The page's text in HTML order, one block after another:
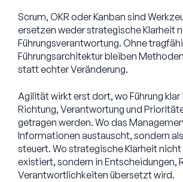
Scrum, OKR oder Kanban sind
ersetzen weder strategische Klarheit
Führungsverantwortung. Ohne
Führungsarchitektur bleiben
statt echter Veränderung.
Agilität wirkt erst dort, wo Führung klar
Richtung, Verantwortung und
getragen werden. Wo das
Informationen austauscht, sondern
steuert. Wo strategische Klarheit nicht
existiert, sondern in Entscheidungen,
Verantwortlichkeiten übersetzt wird.